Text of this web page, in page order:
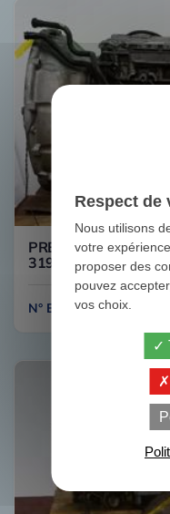
PRENIUM 450DXI 8/
3190530 RENAULT
N° B111
Respect de
Nous utilisons
votre
proposer des
pouvez
vos choix.